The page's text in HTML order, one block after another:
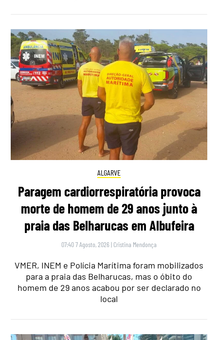
ALGARVE
Paragem cardiorrespiratória provoca
morte de homem de 29 anos junto à
praia das Belharucas em Albufeira
07:40 7 Agosto, 2026 | Cristina Mendonça
VMER, INEM e Polícia Marítima foram mobilizados
para a praia das Belharucas, mas o óbito do
homem de 29 anos acabou por ser declarado no
local